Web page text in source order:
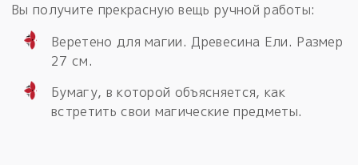
Вы получите прекрасную вещь ручной работы:
Веретено для магии. Древесина Ели. Размер
27 см.
Бумагу, в которой объясняется, как
встретить свои магические предметы.